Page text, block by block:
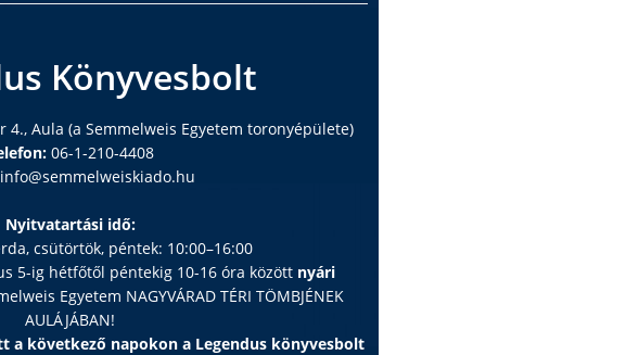
Könyvesbolt
4., Aula (a Semmelweis Egyetem toronyépülete)
06-1-210-4408
info@semmelweiskiado.hu
Nyitvatartási idő:
csütörtök, péntek: 10:00–16:00
5-ig hétfőtől péntekig 10-16 óra között nyári
Egyetem NAGYVÁRAD TÉRI TÖMBJÉNEK
AULÁJÁBAN!
a következő napokon a Legendus könyvesbolt